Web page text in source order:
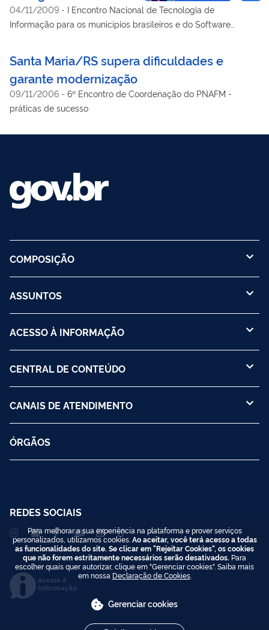
04/11/2009 - I Encontro Nacional de Tecnologia de
Informação para os municípios brasileiros e do Software
Santa Maria/RS supera dificuldades e
garante modernização
09/11/2006 - 6º Encontro de Coordenação do PNAFM -
práticas de sucesso
COMPOSIÇÃO
ASSUNTOS
ACESSO À INFORMAÇÃO
CENTRAL DE CONTEÚDO
CANAIS DE ATENDIMENTO
ÓRGÃOS
REDES SOCIAIS
Acesso à
Informação
Para melhorar a sua experiência na plataforma e prover serviços
personalizados, utilizamos cookies. Ao aceitar, você terá acesso a todas
as funcionalidades do site. Se clicar em "Rejeitar Cookies", os cookies
que não forem estritamente necessários serão desativados. Para
escolher quais quer autorizar, clique em "Gerenciar cookies". Saiba mais
em nossa Declaração de Cookies.
Gerenciar cookies